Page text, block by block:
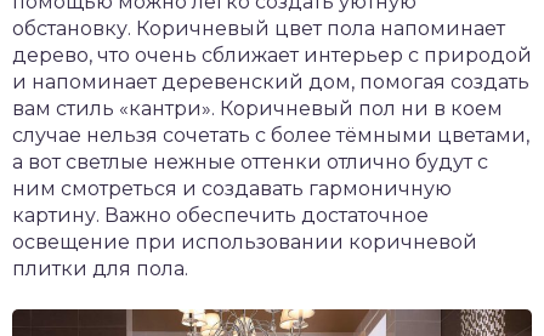
обстановку. Коричневый цвет пола напоминает
дерево, что очень сближает интерьер с природой
и напоминает деревенский дом, помогая создать
вам стиль «кантри». Коричневый пол ни в коем
случае нельзя сочетать с более тёмными цветами,
а вот светлые нежные оттенки отлично будут с
ним смотреться и создавать гармоничную
картину. Важно обеспечить достаточное
освещение при использовании коричневой
плитки для пола.